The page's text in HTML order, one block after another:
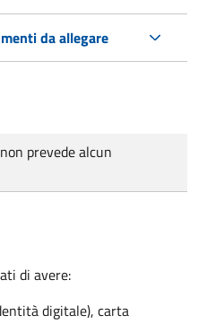
da allegare
prevede alcun
di avere:
digitale), carta